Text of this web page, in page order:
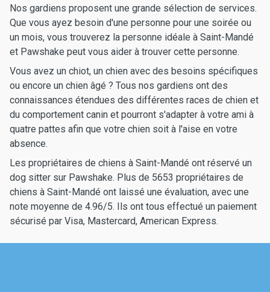
Nos gardiens proposent une grande sélection de services.
Que vous ayez besoin d'une personne pour une soirée ou
un mois, vous trouverez la personne idéale à Saint-Mandé
et Pawshake peut vous aider à trouver cette personne.
Vous avez un chiot, un chien avec des besoins spécifiques
ou encore un chien âgé ? Tous nos gardiens ont des
connaissances étendues des différentes races de chien et
du comportement canin et pourront s'adapter à votre ami à
quatre pattes afin que votre chien soit à l'aise en votre
absence.
Les propriétaires de chiens à Saint-Mandé ont réservé un
dog sitter sur Pawshake. Plus de 5653 propriétaires de
chiens à Saint-Mandé ont laissé une évaluation, avec une
note moyenne de 4.96/5. Ils ont tous effectué un paiement
sécurisé par Visa, Mastercard, American Express.